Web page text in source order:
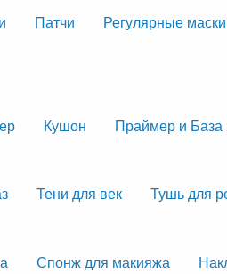
Патчи Регулярные маски
Кушон Праймер и
Тени для век Тушь для
Спонж для макияжа